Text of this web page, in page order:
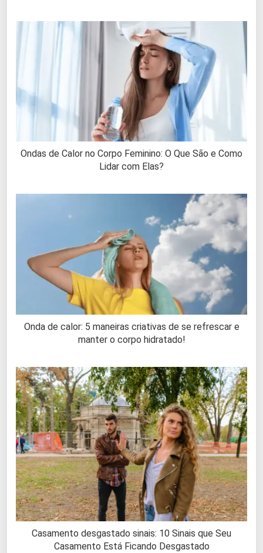
Ondas de Calor no Corpo Feminino: O Que São e Como
Lidar com Elas?
Onda de calor: 5 maneiras criativas de se refrescar e
manter o corpo hidratado!
Casamento desgastado sinais: 10 Sinais que Seu
Casamento Está Ficando Desgastado